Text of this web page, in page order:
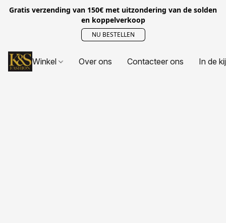
Gratis verzending van 150€ met uitzondering van de solden
en koppelverkoop
NU BESTELLEN
Winkel Over ons Contacteer ons In de